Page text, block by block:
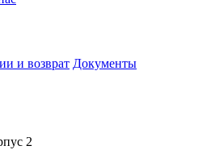
и возврат Документы
2